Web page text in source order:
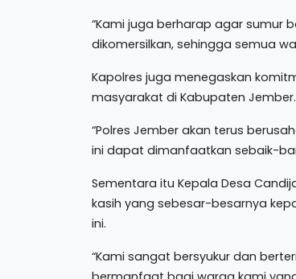
“Kami juga berharap agar sumur
dikomersilkan, sehingga semua
Kapolres juga menegaskan
masyarakat di Kabupaten Jember.
“Polres Jember akan terus
ini dapat dimanfaatkan sebaik-
Sementara itu Kepala Desa
kasih yang sebesar-besarnya
ini.
“Kami sangat bersyukur dan